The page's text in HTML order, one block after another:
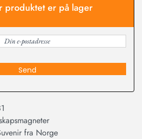
produktet er på lager
Send
fra Norge